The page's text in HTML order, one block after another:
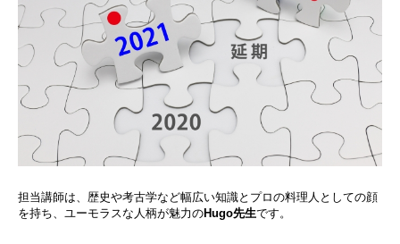
担当講師は、歴史や考古学など幅広い知識とプロの料理人としての顔
を持ち、ユーモラスな人柄が魅力のHugo先生です。